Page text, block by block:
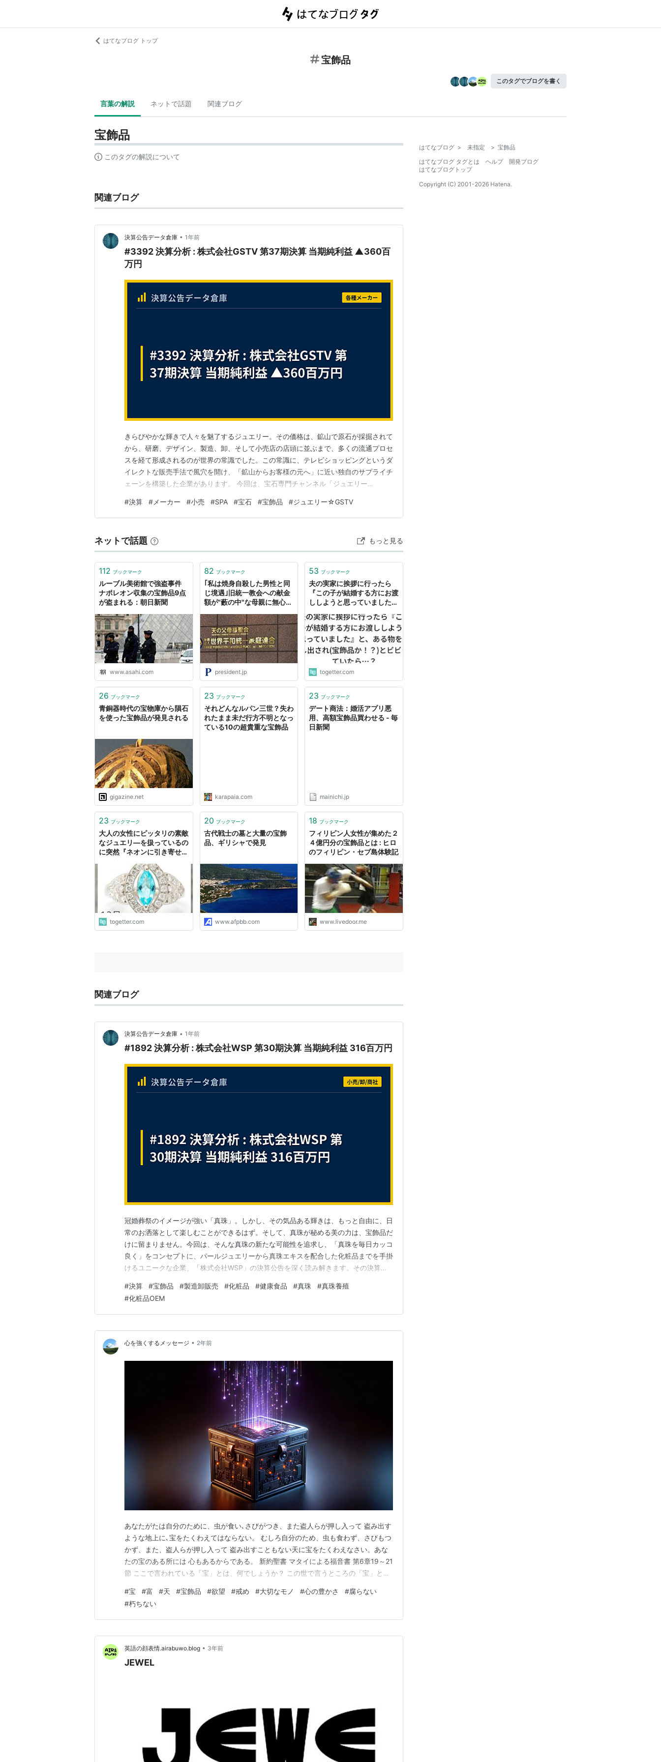
はてなブログ トップ
宝飾品
このタグでブログを書く
言葉の解説 ネットで話題 関連ブログ
宝飾品
このタグの解説について
関連ブログ
決算公告データ倉庫 • 1年前
#3392 決算分析 : 株式会社GSTV 第37期決算 当期純利益 ▲360百
万円
きらびやかな輝きで人々を魅了するジュエリー。その価格は、鉱山で原石が採掘されて
から、研磨、デザイン、製造、卸、そして小売店の店頭に並ぶまで、多くの流通プロセ
スを経て形成されるのが世界の常識でした。この常識に、テレビショッピングというダ
イレクトな販売手法で風穴を開け、「鉱山からお客様の元へ」に近い独自のサプライチ
ェーンを構築した企業があります。 今回は、宝石専門チャンネル「ジュエリー
GSTVの決算を読み解き、そのユニークなビジネスモデルと、厳しい消費環境の中での
経営状況に迫ります。 【決算ハイライト（第37期）】資産合…
#決算 # メーカー #小売 #SPA #宝石 #宝飾品 #ジュエリー☆GSTV
ネットで話題 もっと見る
112 ブックマーク
ルーブル美術館で強盗事件
ナポレオン収集の宝飾品9点
が盗まれる：朝日新聞
www.asahi.com
82 ブックマーク
｢私は焼身自殺した男性と同
じ境遇｣旧統一教会への献金
額が"藪の中"な母親に無心さ
に激高した父に内緒で母は印
鑑･高麗人参茶･宝飾品･サウ
ナを購入
president.jp
53 ブックマーク
夫の実家に挨拶に行ったら
『この子が結婚する方にお渡
ししようと思っていました』
飾品か！？)とビビっていた
ら…？
togetter.com
26 ブックマーク
青銅器時代の宝物庫から隕石
を使った宝飾品が発見される
gigazine.net
23 ブックマーク
それどんなルパン三世？失わ
れたまま未だ行方不明となっ
ている10の超貴重な宝飾品
karapaia.com
23 ブックマーク
デート商法：婚活アプリ悪
用、高額宝飾品買わせる - 毎
日新聞
mainichi.jp
23 ブックマーク
大人の女性にピッタリの素敵
なジュエリ―を扱っているの
に突然『ネオンに引き寄せら
寄せる魔性の宝石』とか言い
出す宝飾品の店
togetter.com
20 ブックマーク
古代戦士の墓と大量の宝飾
品、ギリシャで発見
www.afpbb.com
18 ブックマーク
フィリピン人女性が集めた２
４億円分の宝飾品とは : ヒロ
のフィリピン・セブ島体験記
www.livedoor.me
関連ブログ
決算公告データ倉庫 • 1年前
#1892 決算分析 : 株式会社WSP 第30期決算 当期純利益 316百万円
冠婚葬祭のイメージが強い「真珠」。しかし、その気品ある輝きは、もっと自由に、日
常のお洒落として楽しむことができるはず。そして、真珠が秘める美の力は、宝飾品だ
けに留まりません。今回は、そんな真珠の新たな可能性を追求し、「真珠を毎日カッコ
良く」をコンセプトに、パールジュエリーから真珠エキスを配合した化粧品までを手掛
けるユニークな企業、「株式会社WSP」の決算公告を深く読み解きます。その決算書
ける企業の、強さの秘密と経営戦略に迫ります。 今回は、「人生のすべての美のため
に」をテーマに、真珠を軸とした多角的な事業を展開する…
#決算 #宝飾品 #製造卸販売 #化粧品 #健康食品 #真珠 #真珠養殖
#化粧品OEM
心を強くするメッセージ • 2年前
あなたがたは自分のために、虫が食い､さびがつき、また盗人らが押し入って 盗み出す
ような地上に､宝をたくわえてはならない。 むしろ自分のため、虫も食わず、さびもつ
かず、また、盗人らが押し入って 盗み出すこともない天に宝をたくわえなさい。あな
たの宝のある所には 心もあるからである。 新約聖書 マタイによる福音書 第6章19～21
節 ここで言われている「宝」とは、何でしょうか？ この世で言うところの「宝」と
す。 世の中は数限りなく人を魅了するモノで溢れかえって、人間は足ることを忘れ そ
の欲望の渦に呑み込まれるばかりです。自…
#宝 #富 #天 #宝飾品 #欲望 #戒め #大切なモノ #心の豊かさ #腐らない
#朽ちない
英語の顔表情.airabuwo.blog • 3年前
JEWEL
はてなブログ > 未指定 > 宝飾品
はてなブログ タグとは
ヘルプ
開発ブログ
はてなブログトップ
Copyright (C) 2001-2026 Hatena.